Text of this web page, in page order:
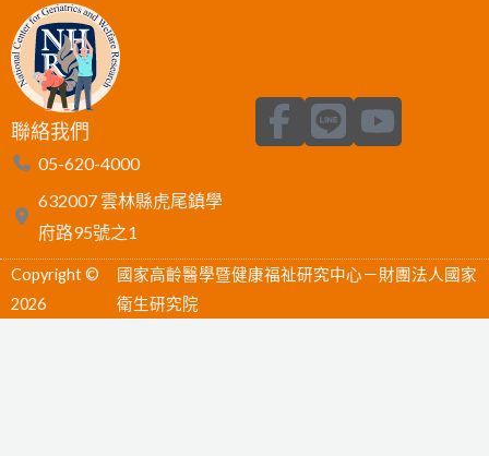
聯絡我們
05-620-4000
632007 雲林縣虎尾鎮學
府路95號之1
F
a
b
o
o
L
i
Y
o
u
b
e
Copyright ©
2026
國家高齡醫學暨健康福祉研究中心－財團法人國家
衛生研究院